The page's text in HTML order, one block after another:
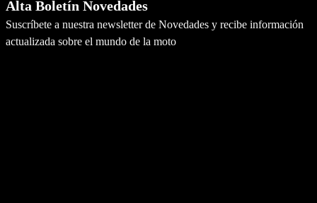
Alta Boletín Novedades
Suscríbete a nuestra newsletter de Novedades y recibe información
actualizada sobre el mundo de la moto